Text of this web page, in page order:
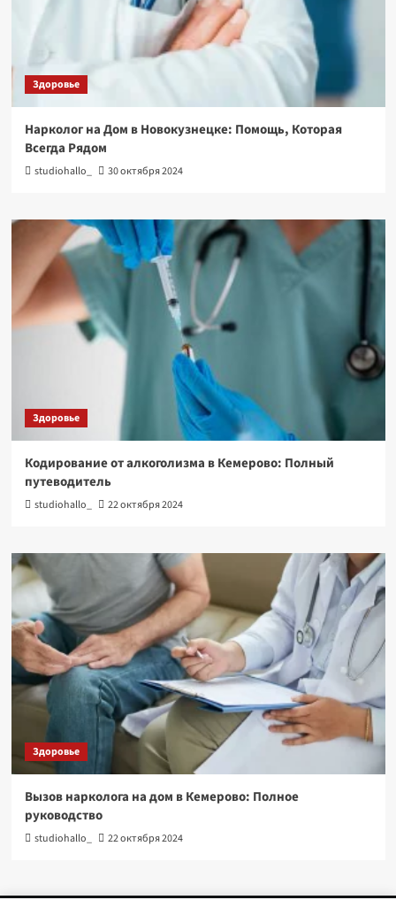
Здоровье
Нарколог на Дом в Новокузнецке: Помощь, Которая
Всегда Рядом
studiohallo_ 30 октября 2024
Здоровье
Кодирование от алкоголизма в Кемерово: Полный
путеводитель
studiohallo_ 22 октября 2024
Здоровье
Вызов нарколога на дом в Кемерово: Полное
руководство
studiohallo_ 22 октября 2024